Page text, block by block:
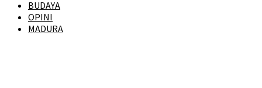
BUDAYA
OPINI
MADURA